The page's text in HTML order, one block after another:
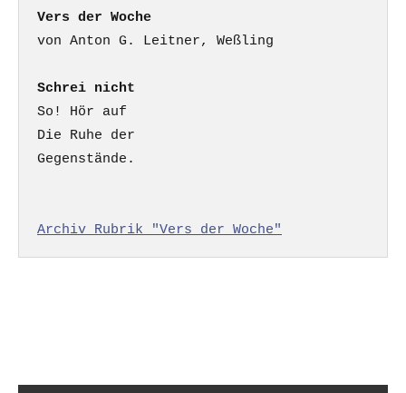
Vers der Woche
Schrei nicht
So! Hör auf
Die Ruhe der
Gegenstände.
Archiv Rubrik "Vers der Woche"